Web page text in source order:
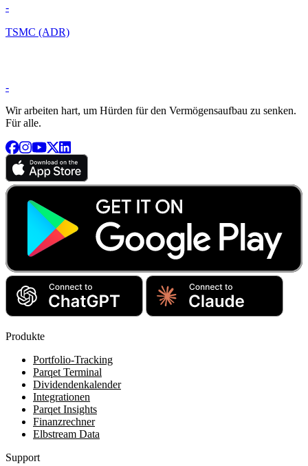
-
TSMC (ADR)
-
Wir arbeiten hart, um Hürden für den Vermögensaufbau zu senken.
Für alle.
Produkte
Portfolio-Tracking
Parqet Terminal
Dividendenkalender
Integrationen
Parqet Insights
Finanzrechner
Elbstream Data
Support